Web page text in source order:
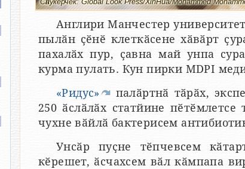
Англири Манчестер
пылӑн ҫӗнӗ клеткӑсене хӑвӑрт
пахалӑх пур, ҫавна май унпа
курма пулать. Кун пирки MDPI
«Ридус»
палӑртнӑ тӑрӑх,
250 ӑслӑлӑх статйине
чухне вӑйлӑ бактерисем
Унсӑр пуҫне тӗпчевсем
кӗрешет, ӑсчахсем вӑл кӑмпапа